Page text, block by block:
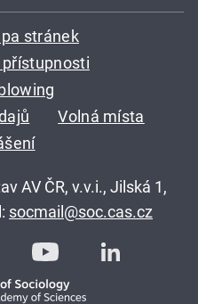
stránek
přístupnosti
Volná místa
AV ČR, v.v.i., Jilská 1,
socmail@soc.cas.cz